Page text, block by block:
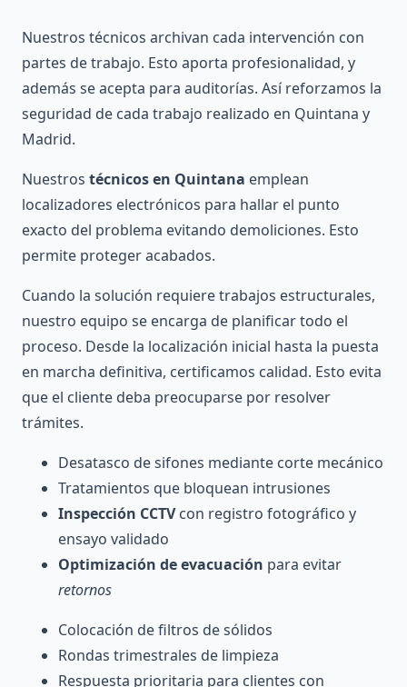
Nuestros técnicos archivan cada intervención con
partes de trabajo. Esto aporta profesionalidad, y
además se acepta para auditorías. Así reforzamos la
seguridad de cada trabajo realizado en Quintana y
Madrid.
Nuestros técnicos en Quintana emplean
localizadores electrónicos para hallar el punto
exacto del problema evitando demoliciones. Esto
permite proteger acabados.
Cuando la solución requiere trabajos estructurales,
nuestro equipo se encarga de planificar todo el
proceso. Desde la localización inicial hasta la puesta
en marcha definitiva, certificamos calidad. Esto evita
que el cliente deba preocuparse por resolver
trámites.
Desatasco de sifones mediante corte mecánico
Tratamientos que bloquean intrusiones
Inspección CCTVcon registro fotográfico y
ensayo validado
Optimización de evacuación para evitar
retornos
Colocación de filtros de sólidos
Rondas trimestrales de limpieza
Respuesta prioritaria para clientes con